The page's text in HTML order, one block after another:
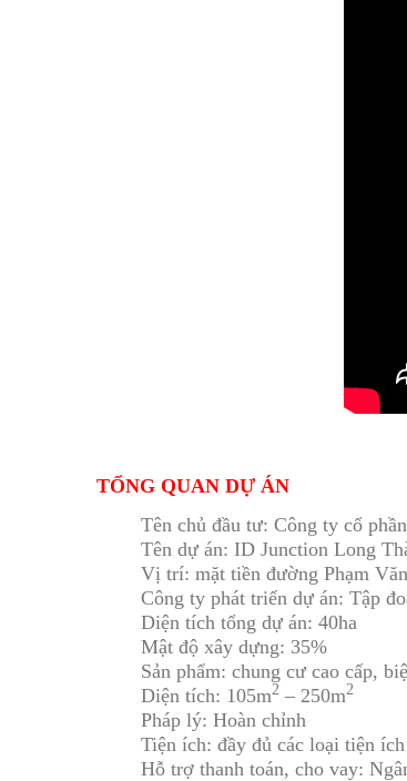
TỔNG QUAN DỰ ÁN
Tên chủ đầu tư: Công ty cổ
Tên dự án: ID Junction Long
Vị trí: mặt tiền đường Phạm
Công ty phát triển dự án: Tập
Diện tích tổng dự án: 40ha
Mật độ xây dựng: 35%
Sản phẩm: chung cư cao cấp,
Diện tích: 105m2 – 250m2
Pháp lý: Hoàn chỉnh
Tiện ích: đầy đủ các loại tiện
Hỗ trợ thanh toán, cho vay: